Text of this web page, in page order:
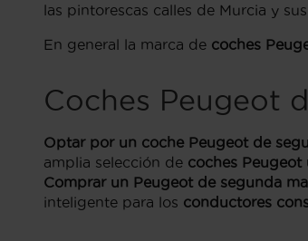
las pintorescas calles de Murcia y
En general la marca de coches
Coches Peugeot
Optar por un coche Peugeot de
amplia selección de coches Peugeot
Comprar un Peugeot de segunda
inteligente para los conductores